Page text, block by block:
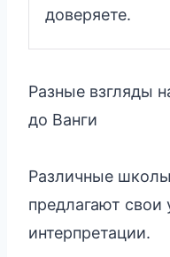
доверяете.
Разные взгляды
до Ванги
Различные
предлагают свои
интерпретации.